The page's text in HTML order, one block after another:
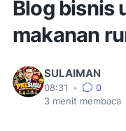
Blog bisnis
makanan
SULAIMAN
08:31 •
0
3 menit membaca